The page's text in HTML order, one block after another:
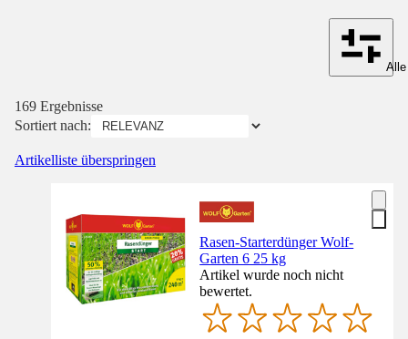
169 Ergebnisse
Sortiert nach:
Artikelliste überspringen
Rasen-Starterdünger Wolf-
Garten 6 25 kg
Artikel wurde noch nicht
bewertet.